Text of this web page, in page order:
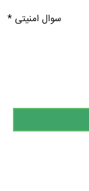
سوال امنیتی *